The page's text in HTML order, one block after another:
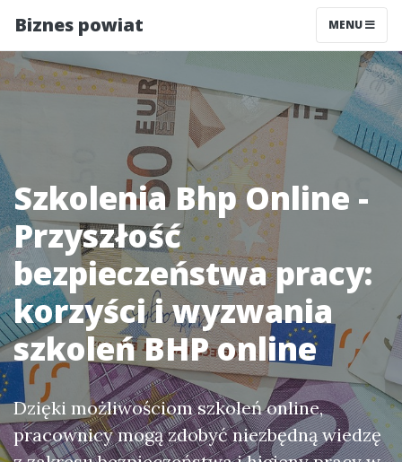
Biznes powiat MENU
Szkolenia Bhp Online -
Przyszłość
bezpieczeństwa pracy:
korzyści i wyzwania
szkoleń BHP online
Dzięki możliwościom szkoleń online,
pracownicy mogą zdobyć niezbędną wiedzę